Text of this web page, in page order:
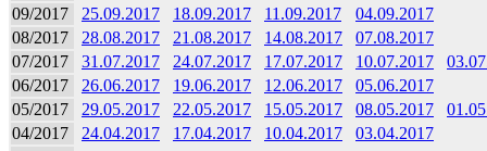
09/2017
25.09.2017 18.09.2017 11.09.2017
04.09.2017
08/2017
28.08.2017 21.08.2017 14.08.2017
07.08.2017
07/2017
31.07.2017 24.07.2017 17.07.2017 10.07.2017
06/2017
26.06.2017 19.06.2017 12.06.2017
05.06.2017
05/2017
29.05.2017 22.05.2017 15.05.2017 08.05.2017
04/2017
24.04.2017 17.04.2017 10.04.2017
03.04.2017